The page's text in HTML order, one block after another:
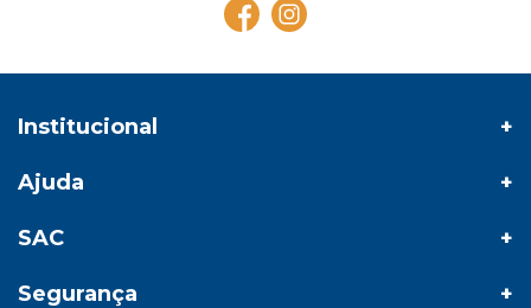
Institucional
Ajuda
SAC
Segurança